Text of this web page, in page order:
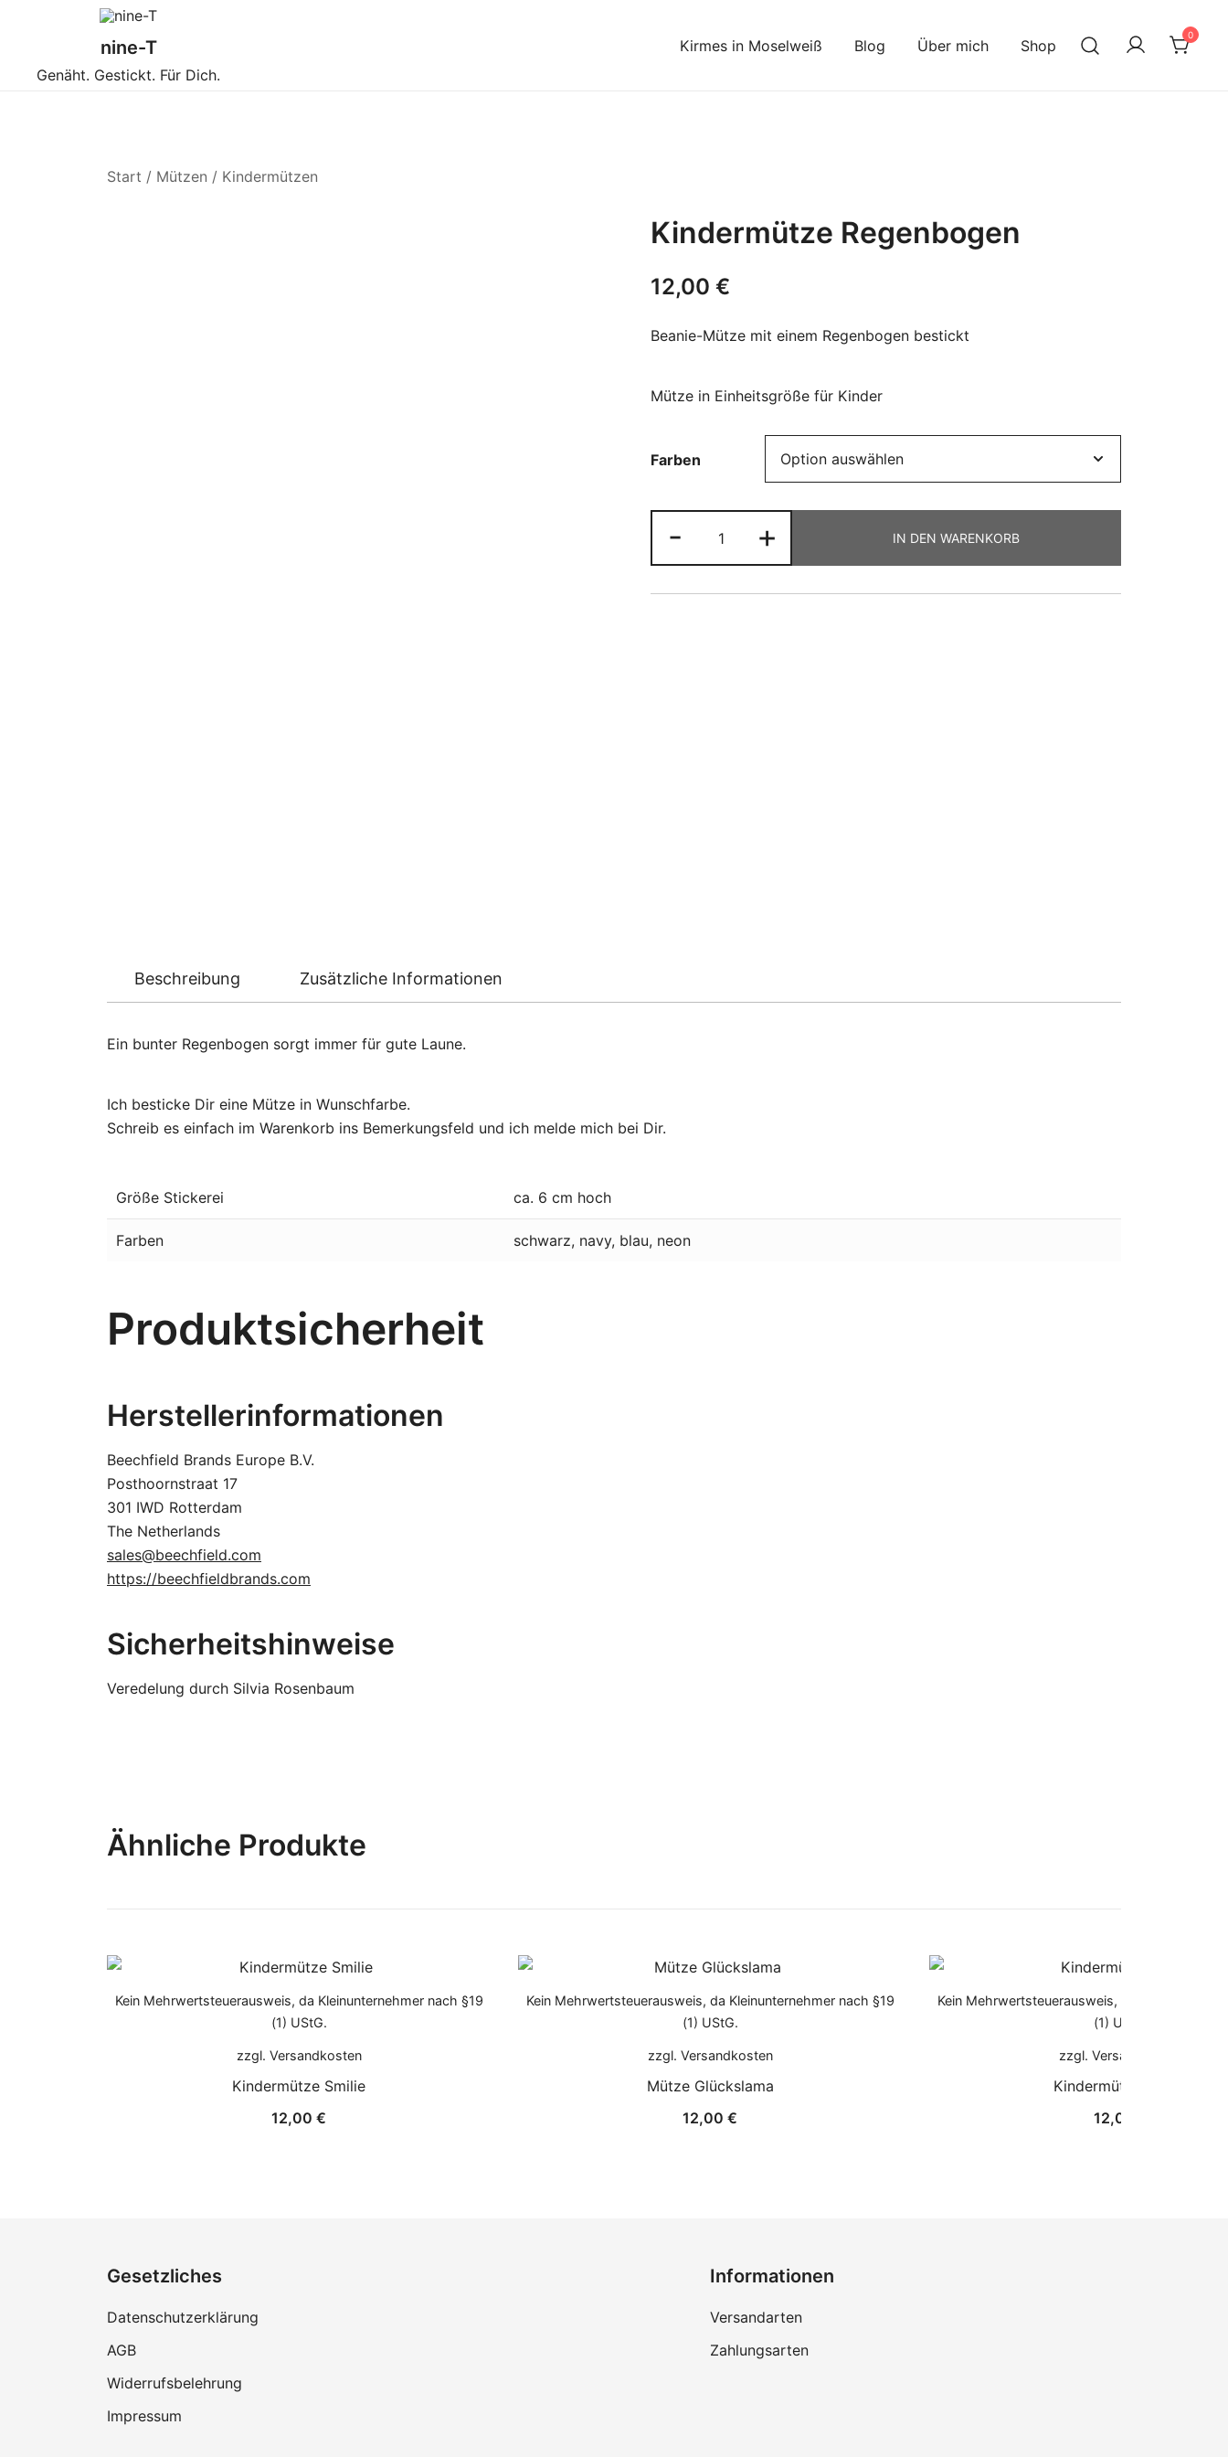
nine-T
Genäht. Gestickt. Für Dich.
Kirmes in Moselweiß Blog Über mich Shop
0
Start / Mützen / Kindermützen
Kindermütze Regenbogen
12,00 €
Beanie-Mütze mit einem Regenbogen bestickt
Mütze in Einheitsgröße für Kinder
Farben
-
Regenbogen
Menge
+ IN DEN WARENKORB
Beschreibung Zusätzliche Informationen
Ein bunter Regenbogen sorgt immer für gute Laune.
Ich besticke Dir eine Mütze in Wunschfarbe.
Schreib es einfach im Warenkorb ins Bemerkungsfeld und ich melde mich bei Dir.
Größe Stickerei ca. 6 cm hoch
Farben schwarz, navy, blau, neon
Produktsicherheit
Herstellerinformationen
Beechfield Brands Europe B.V.
Posthoornstraat 17
301 IWD Rotterdam
The Netherlands
sales@beechfield.com
https://beechfieldbrands.com
Sicherheitshinweise
Veredelung durch Silvia Rosenbaum
Ähnliche Produkte
Kein Mehrwertsteuerausweis, da Kleinunternehmer nach §19
(1) UStG.
zzgl. Versandkosten
Kindermütze Smilie
12,00 €
Kein Mehrwertsteuerausweis, da Kleinunternehmer nach §19
(1) UStG.
zzgl. Versandkosten
Mütze Glückslama
12,00 €
Kein Mehrwertsteuerausweis, da
(1) UStG.
zzgl. Versandkosten
Kindermütze Panda
12,00
Gesetzliches
Datenschutzerklärung
AGB
Widerrufsbelehrung
Impressum
Informationen
Versandarten
Zahlungsarten